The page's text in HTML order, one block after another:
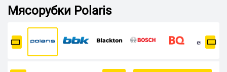
Мясорубки Polaris